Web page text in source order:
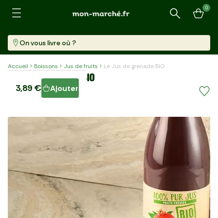
Recherche
0
On vous livre où ?
Accueil Boissons Jus de fruits Le Jus de grenade BIO
Le Jus de grenade BIO
3,89 € Ajouter